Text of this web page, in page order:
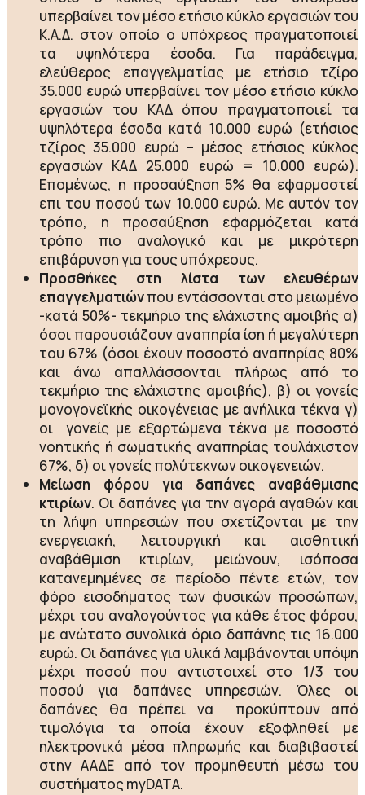
υπερβαίνει τον μέσο ετήσιο κύκλο εργασιών του
Κ.Α.Δ. στον οποίο ο υπόχρεος πραγματοποιεί
τα υψηλότερα έσοδα. Για παράδειγμα,
ελεύθερος επαγγελματίας με ετήσιο τζίρο
35.000 ευρώ υπερβαίνει τον μέσο ετήσιο κύκλο
εργασιών του ΚΑΔ όπου πραγματοποιεί τα
υψηλότερα έσοδα κατά 10.000 ευρώ (ετήσιος
τζίρος 35.000 ευρώ – μέσος ετήσιος κύκλος
εργασιών ΚΑΔ 25.000 ευρώ = 10.000 ευρώ).
Επομένως, η προσαύξηση 5% θα εφαρμοστεί
επι του ποσού των 10.000 ευρώ. Με αυτόν τον
τρόπο, η προσαύξηση εφαρμόζεται κατά
τρόπο πιο αναλογικό και με μικρότερη
επιβάρυνση για τους υπόχρεους.
Προσθήκες στη λίστα των ελευθέρων
επαγγελματιώνπου εντάσσονται στο μειωμένο
-κατά 50%- τεκμήριο της ελάχιστης αμοιβής α)
όσοι παρουσιάζουν αναπηρία ίση ή μεγαλύτερη
του 67% (όσοι έχουν ποσοστό αναπηρίας 80%
και άνω απαλλάσσονται πλήρως από το
τεκμήριο της ελάχιστης αμοιβής), β) οι γονείς
μονογονεϊκής οικογένειας με ανήλικα τέκνα γ)
οι γονείς με εξαρτώμενα τέκνα με ποσοστό
νοητικής ή σωματικής αναπηρίας τουλάχιστον
67%, δ) οι γονείς πολύτεκνων οικογενειών.
Mείωση φόρου για δαπάνες αναβάθμισης
κτιρίων. Οι δαπάνες για την αγορά αγαθών και
τη λήψη υπηρεσιών που σχετίζονται με την
ενεργειακή, λειτουργική και αισθητική
αναβάθμιση κτιρίων, μειώνουν, ισόποσα
κατανεμημένες σε περίοδο πέντε ετών, τον
φόρο εισοδήματος των φυσικών προσώπων,
μέχρι του αναλογούντος για κάθε έτος φόρου,
με ανώτατο συνολικά όριο δαπάνης τις 16.000
ευρώ. Οι δαπάνες για υλικά λαμβάνονται υπόψη
μέχρι ποσού που αντιστοιχεί στο 1/3 του
ποσού για δαπάνες υπηρεσιών. Όλες οι
δαπάνες θα πρέπει να προκύπτουν από
τιμολόγια τα οποία έχουν εξοφληθεί με
ηλεκτρονικά μέσα πληρωμής και διαβιβαστεί
στην ΑΑΔΕ από τον προμηθευτή μέσω του
συστήματος myDATA.